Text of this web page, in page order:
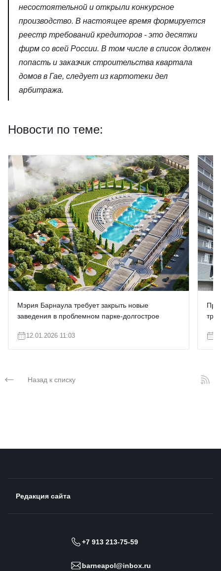
несостоятельной и открыли конкурсное
производство. В настоящее время формируется
реестр требований кредиторов - это десятки
фирм со всей России. В том числе в список должен
попасть и заказчик строительства квартала
домов в Гае, следует из картотеки дел
арбитража.
Новости по теме:
Мэрия Барнаула требует закрыть новые
заведения в проблемном парке-долгострое
12.01.2026 11:03
Назад к списку
Редакция сайта
+7 913 213-75-59
barneapol@inbox.ru